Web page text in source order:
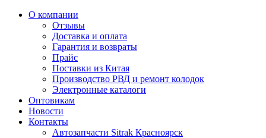
О компании
Отзывы
Доставка и оплата
Гарантия и возвраты
Прайс
Поставки из Китая
Производство РВД и ремонт колодок
Электронные каталоги
Оптовикам
Новости
Контакты
Автозапчасти Sitrak Красноярск